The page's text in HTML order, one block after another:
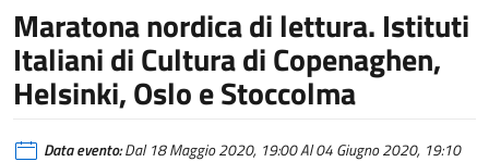
Maratona nordica di lettura. Istituti
Italiani di Cultura di Copenaghen,
Helsinki, Oslo e Stoccolma
Data evento:Dal 18 Maggio 2020, 19:00 Al 04 Giugno 2020, 19:10